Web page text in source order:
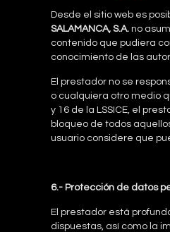
Desde el sitio web es
SALAMANCA, S.A. no
contenido que pudiera
conocimiento de las
El prestador no se
o cualquiera otro medio
y 16 de la LSSICE, el
bloqueo de todos
usuario considere que
6.- Protección de datos
El prestador está
dispuestas, así como la